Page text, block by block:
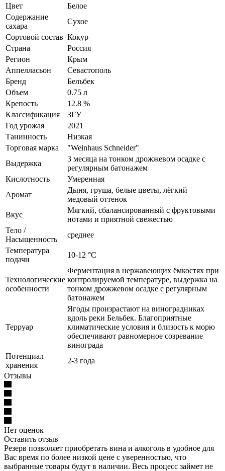
Цвет
Белое
Содержание
сахара
Сухое
Сортовой состав Кокур
Страна
Россия
Регион
Крым
Аппелласьон
Севастополь
Бренд
Бельбек
Объем
0.75 л
Крепость
12.8 %
Классификация
ЗГУ
Год урожая
2021
Танинность
Низкая
Торговая марка
"Weinhaus Schneider"
Выдержка
3 месяца на тонком дрожжевом осадке с
регулярным батонажем
Кислотность
Умеренная
Аромат
Дыня, груша, белые цветы, лёгкий
медовый оттенок
Вкус
Мягкий, сбалансированный с фруктовыми
нотами и приятной свежестью
Тело /
Насыщенность
среднее
Температура
подачи
10-12 °С
Технологические
особенности
Ферментация в нержавеющих ёмкостях при
контролируемой температуре, выдержка на
тонком дрожжевом осадке с регулярным
батонажем
Терруар
Ягоды произрастают на виноградниках
вдоль реки Бельбек. Благоприятные
климатические условия и близость к морю
обеспечивают равномерное созревание
винограда
Потенциал
хранения
2-3 года
Отзывы
Нет оценок
Оставить отзыв
Резерв позволяет приобретать вина и алкоголь в удобное для
Вас время по более низкой цене с уверенностью, что
выбранные товары будут в наличии. Весь процесс займет не